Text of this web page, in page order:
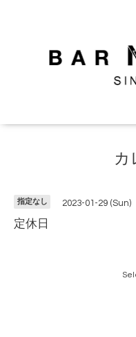
カ
指定なし 2023-01-29 (Sun)
定休日